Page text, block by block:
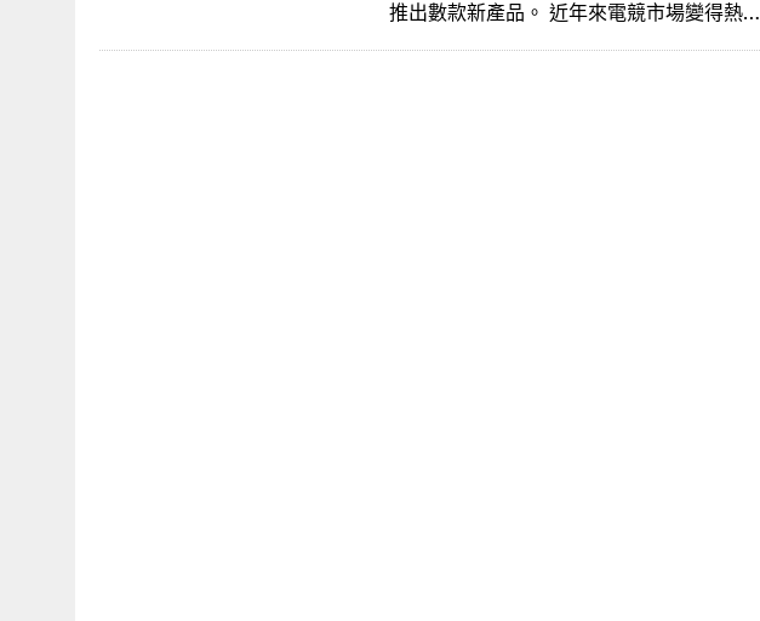
推出數款新產品。 近年來電競市場變得熱…